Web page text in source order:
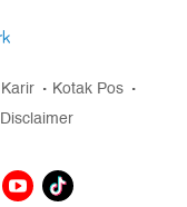
Karir
Kotak Pos
Disclaimer